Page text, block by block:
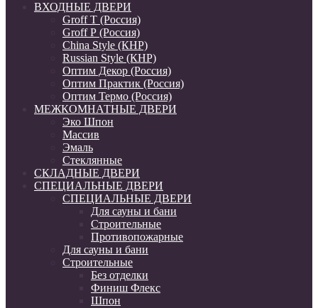
ВХОДНЫЕ ДВЕРИ
Groff Т (Россия)
Groff Р (Россия)
China Style (КНР)
Russian Style (КНР)
Оптим Декор (Россия)
Оптим Практик (Россия)
Оптим Термо (Россия)
МЕЖКОМНАТНЫЕ ДВЕРИ
Эко Шпон
Массив
Эмаль
Стеклянные
СКЛАДНЫЕ ДВЕРИ
СПЕЦИАЛЬНЫЕ ДВЕРИ
СПЕЦИАЛЬНЫЕ ДВЕРИ
Для сауны и бани
Строительные
Противопожарные
Для сауны и бани
Строительные
Без отделки
Финиш Флекс
Шпон